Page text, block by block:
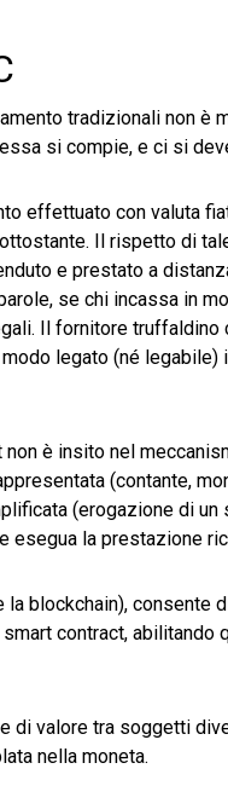
tradizionali non è
si compie, e ci si
effettuato con valuta
Il rispetto di
e prestato a
se chi incassa in
Il fornitore
legato (né
non è insito nel
(contante,
(erogazione di
esegua la prestazione
la blockchain), consente
contract, abilitando
di valore tra soggetti
nella moneta.